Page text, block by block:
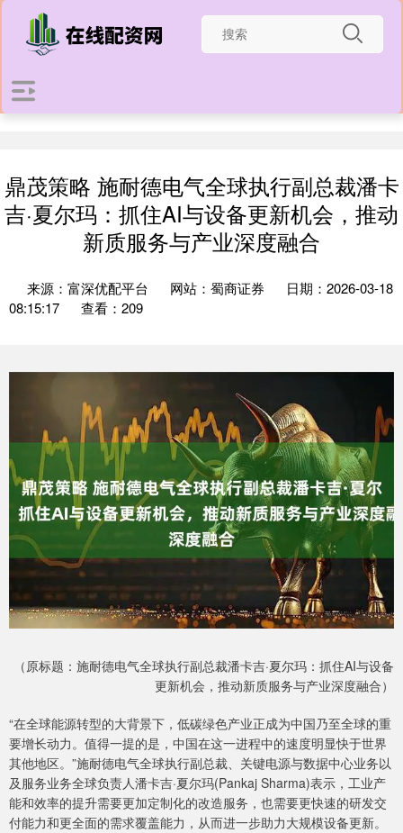
鼎茂策略 施耐德电气全球执行副总裁潘卡
吉·夏尔玛：抓住AI与设备更新机会，推动
新质服务与产业深度融合
来源：富深优配平台 网站：蜀商证券
日期：2026-03-18
08:15:17
查看：209
（原标题：施耐德电气全球执行副总裁潘卡吉·夏尔玛：抓住AI与设备
更新机会，推动新质服务与产业深度融合）
“在全球能源转型的大背景下，低碳绿色产业正成为中国乃至全球的重
要增长动力。值得一提的是，中国在这一进程中的速度明显快于世界
其他地区。”施耐德电气全球执行副总裁、关键电源与数据中心业务以
及服务业务全球负责人潘卡吉·夏尔玛(Pankaj Sharma)表示，工业产
能和效率的提升需要更加定制化的改造服务，也需要更快速的研发交
付能力和更全面的需求覆盖能力，从而进一步助力大规模设备更新。